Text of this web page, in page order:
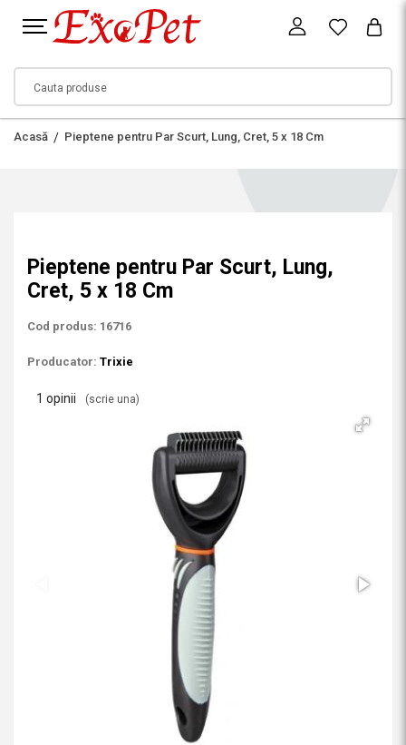
Acasă Pieptene pentru Par Scurt, Lung, Cret, 5 x 18 Cm
Pieptene pentru Par Scurt, Lung,
Cret, 5 x 18 Cm
Cod produs: 16716
Producator: Trixie
1 opinii (scrie una)